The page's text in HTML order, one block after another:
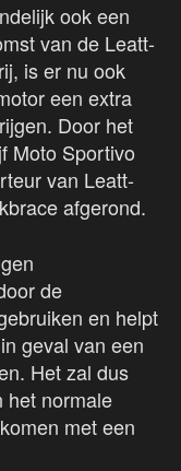
ook een
van de Leatt-
is er nu ook
een extra
Door het
Moto Sportivo
van Leatt-
afgerond.
de
en helpt
geval van een
Het zal dus
het normale
met een